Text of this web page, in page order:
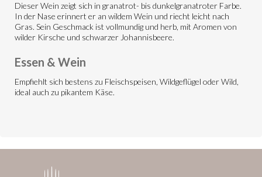
Dieser Wein zeigt sich in granatrot- bis dunkelgranatroter Farbe.
In der Nase erinnert er an wildem Wein und riecht leicht nach
Gras. Sein Geschmack ist vollmundig und herb, mit Aromen von
wilder Kirsche und schwarzer Johannisbeere.
Essen & Wein
Empfiehlt sich bestens zu Fleischspeisen, Wildgeflügel oder Wild,
ideal auch zu pikantem Käse.